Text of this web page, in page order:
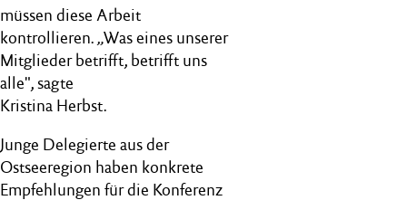
müssen diese Arbeit
kontrollieren. „Was eines unserer
Mitglieder betrifft, betrifft uns
alle", sagte
Kristina Herbst.
Junge Delegierte aus der
Ostseeregion haben konkrete
Empfehlungen für die Konferenz